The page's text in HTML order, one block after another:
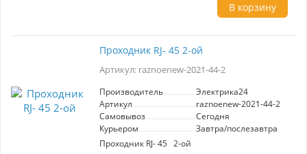
В корзину
Проходник RJ- 45 2-ой
Артикул: raznoenew-2021-44-2
Производитель
Электрика24
Артикул
raznoenew-2021-44-2
Самовывоз
Сегодня
Курьером
Завтра/послезавтра
Проходник RJ- 45 2-ой